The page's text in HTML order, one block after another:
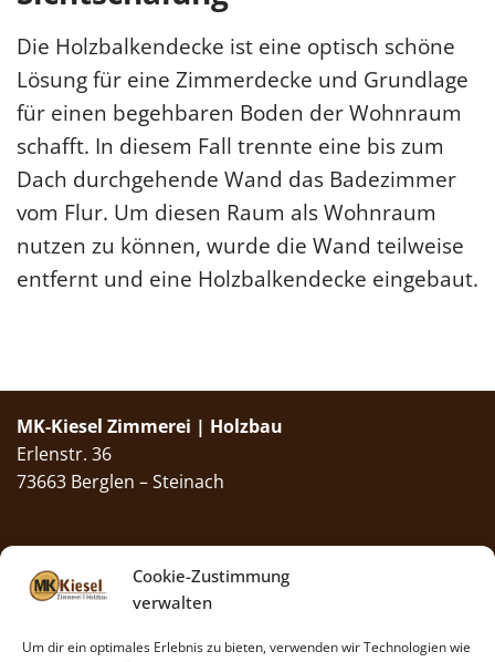
Cookie-Zustimmung
verwalten
Um dir ein optimales Erlebnis zu bieten, verwenden wir Technologien wie
Die Holzbalkendecke ist eine optisch schöne
Lösung für eine Zimmerdecke und Grundlage
für einen begehbaren Boden der Wohnraum
schafft. In diesem Fall trennte eine bis zum
Dach durchgehende Wand das Badezimmer
vom Flur. Um diesen Raum als Wohnraum
nutzen zu können, wurde die Wand teilweise
entfernt und eine Holzbalkendecke eingebaut.
MK-Kiesel Zimmerei | Holzbau
Erlenstr. 36
73663 Berglen – Steinach
Bürozeiten: Mo.–Fr. 8–13 Uhr
Kontakt
Mobil:01577 258 11 90